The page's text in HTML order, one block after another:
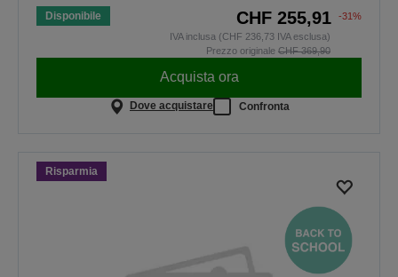
Disponibile CHF 255,91
-31%
IVA inclusa (CHF 236,73 IVA esclusa)
Prezzo originale CHF 369,90
Acquista ora
Dove acquistare Confronta
Risparmia